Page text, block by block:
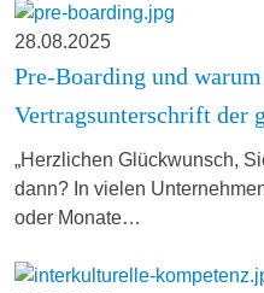
28.08.2025
Pre-Boarding und
Vertragsunterschrift der
„Herzlichen Glückwunsch,
dann? In vielen
oder Monate…